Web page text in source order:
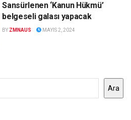
Sansürlenen ‘Kanun Hükmü’
belgeseli galası yapacak
BY ZMNAUS MAYIS 2, 2024
Ara